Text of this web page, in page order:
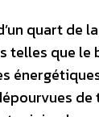
quart de
telles que le
de